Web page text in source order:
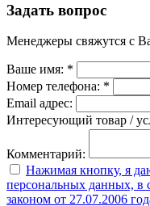
Задать вопрос
Менеджеры свяжутся с
Ваше имя: *
Номер телефона: *
Email адрес:
Интересующий товар /
Комментарий:
Нажимая кнопку, я
персональных данных, в
законом от 27.07.2006